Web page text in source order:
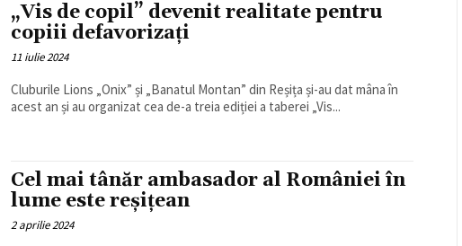
„Vis de copil” devenit realitate pentru
copiii defavorizați
11 iulie 2024
Cluburile Lions „Onix” și „Banatul Montan” din Reșița și-au dat mâna în
acest an și au organizat cea de-a treia ediției a taberei „Vis...
Cel mai tânăr ambasador al României în
lume este reșițean
2 aprilie 2024